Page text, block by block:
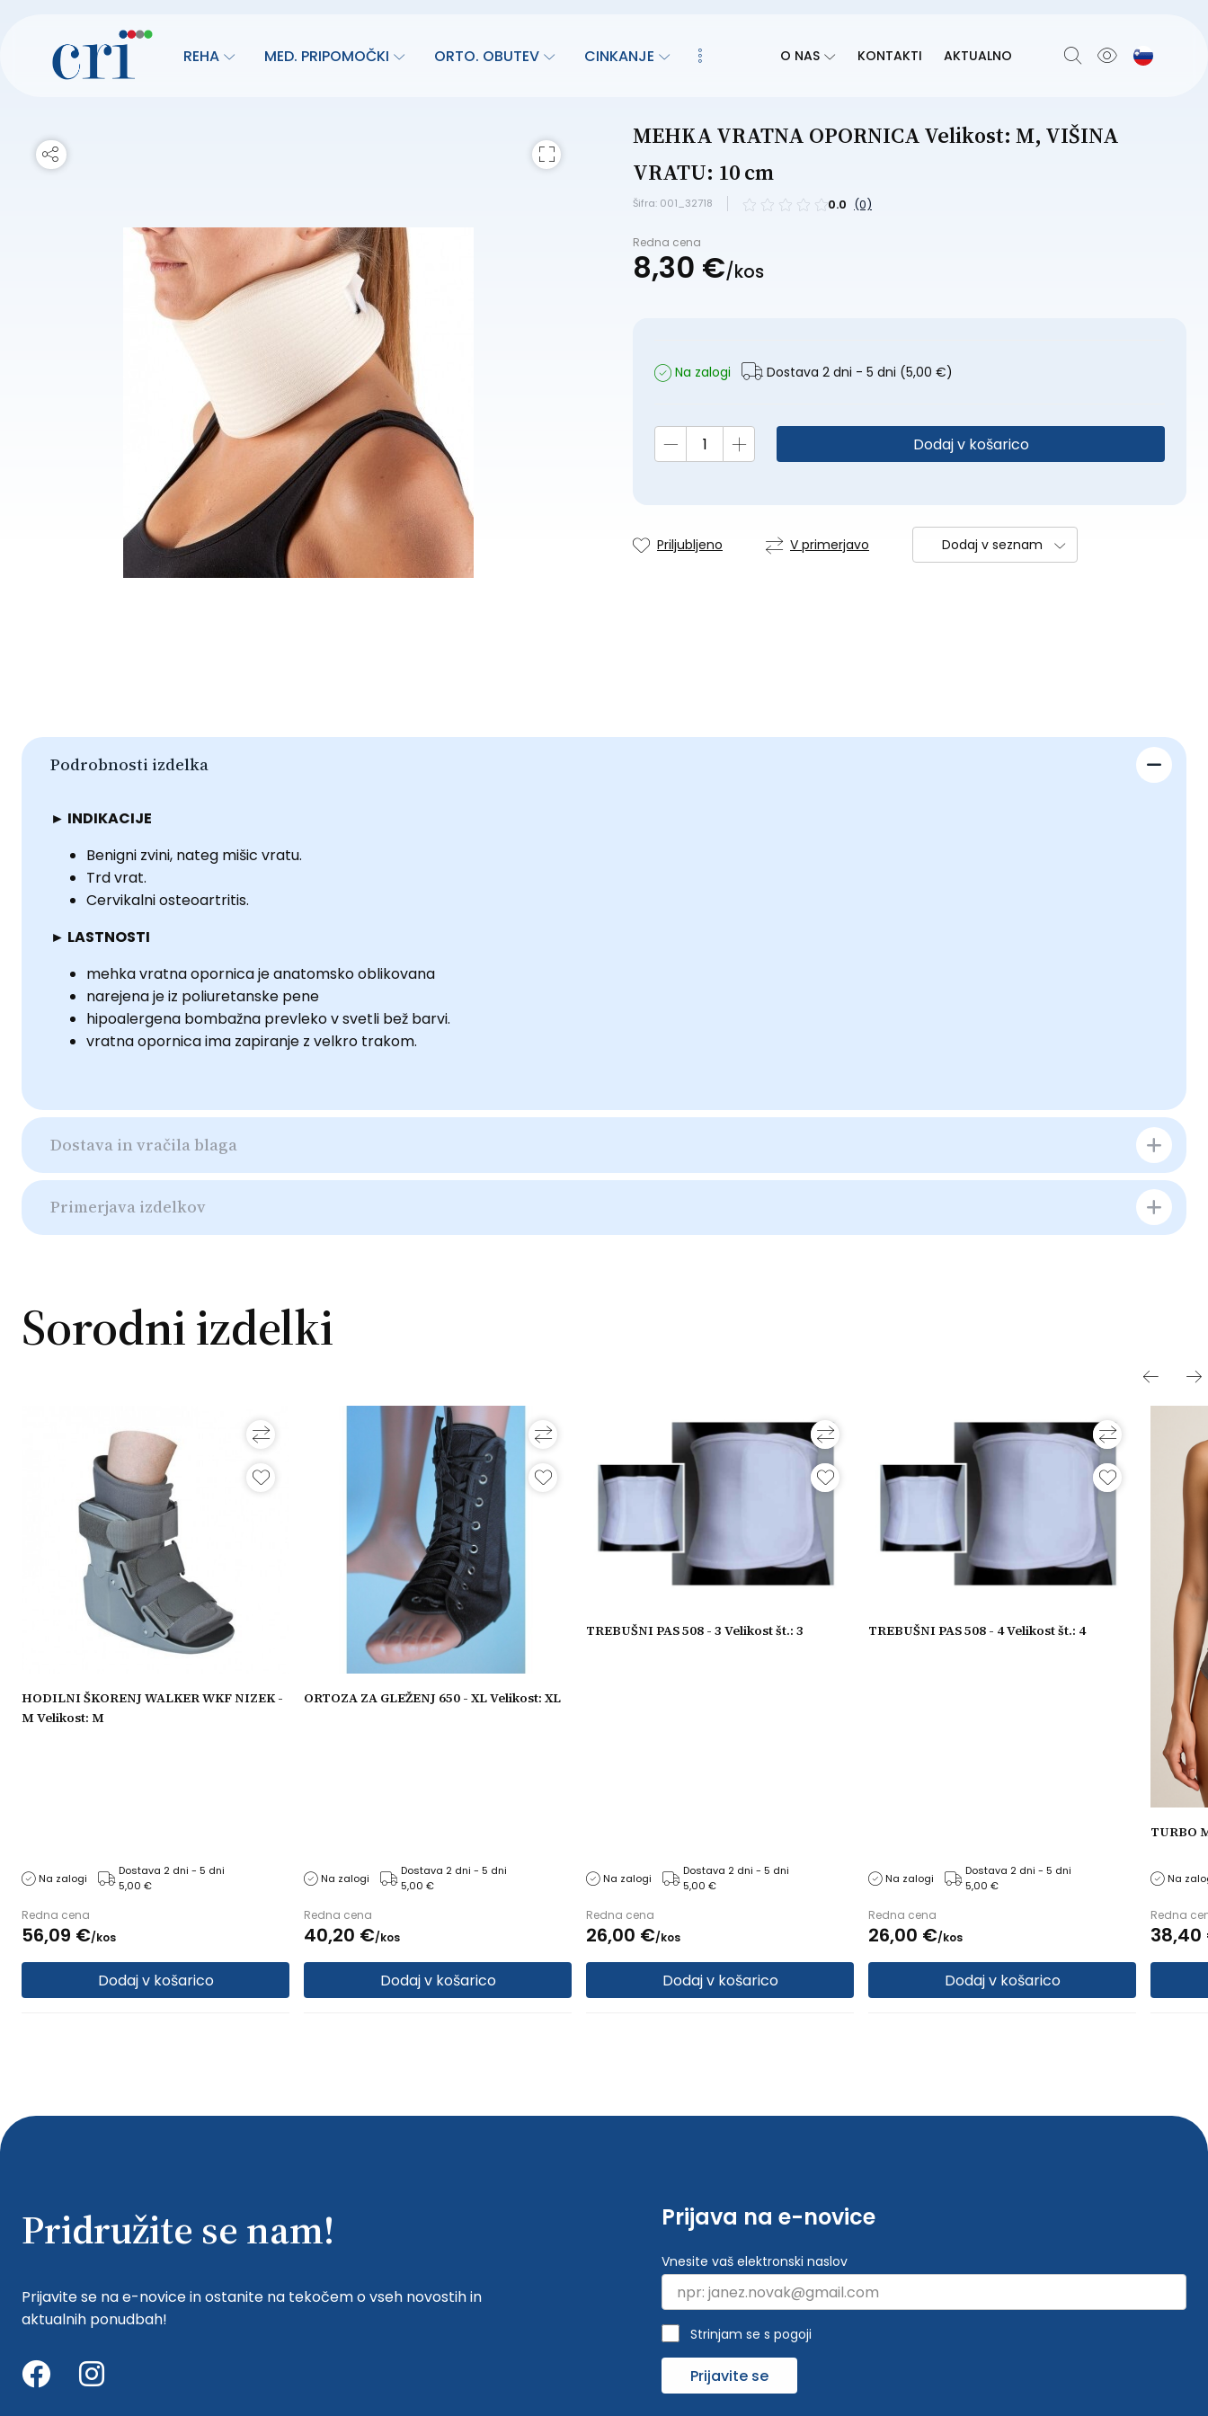
REHA MED. PRIPOMOČKI ORTO. OBUTEV CINKANJE O NAS KONTAKTI AKTUALNO
MEHKA VRATNA OPORNICA Velikost: M, VIŠINA
VRATU: 10 cm
Šifra: 001_32718 0.0 (0)
Redna cena
8,30 €/kos
Na zalogi Dostava 2 dni - 5 dni (5,00 €)
Dodaj v košarico
Priljubljeno V primerjavo Dodaj v seznam
Podrobnosti izdelka
► INDIKACIJE
Benigni zvini, nateg mišic vratu.
Trd vrat.
Cervikalni osteoartritis.
► LASTNOSTI
mehka vratna opornica je anatomsko oblikovana
narejena je iz poliuretanske pene
hipoalergena bombažna prevleko v svetli bež barvi.
vratna opornica ima zapiranje z velkro trakom.
Dostava in vračila blaga
Primerjava izdelkov
Sorodni izdelki
HODILNI ŠKORENJ WALKER WKF NIZEK -
M Velikost: M
Na zalogi
Dostava 2 dni - 5 dni
5,00 €
Redna cena
56,09 €/kos
Dodaj v košarico
ORTOZA ZA GLEŽENJ 650 - XL Velikost: XL
Na zalogi
Dostava 2 dni - 5 dni
5,00 €
Redna cena
40,20 €/kos
Dodaj v košarico
TREBUŠNI PAS 508 - 3 Velikost št.: 3
Na zalogi
Dostava 2 dni - 5 dni
5,00 €
Redna cena
26,00 €/kos
Dodaj v košarico
TREBUŠNI PAS 508 - 4 Velikost št.: 4
Na zalogi
Dostava 2 dni - 5 dni
5,00 €
Redna cena
26,00 €/kos
Dodaj v košarico
TURBO
Na
Redna
38,40
Pridružite se nam!
Prijavite se na e-novice in ostanite na tekočem o vseh novostih in
aktualnih ponudbah!
Prijava na e-novice
Vnesite vaš elektronski naslov
Strinjam se s pogoji
Prijavite se